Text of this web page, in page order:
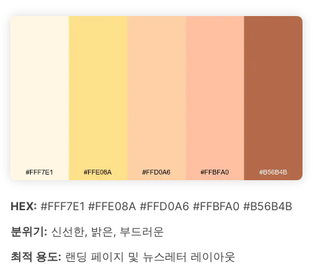
HEX: #FFF7E1 #FFE08A #FFD0A6 #FFBFA0 #B56B4B
분위기: 신선한, 밝은, 부드러운
최적 용도: 랜딩 페이지 및 뉴스레터 레이아웃